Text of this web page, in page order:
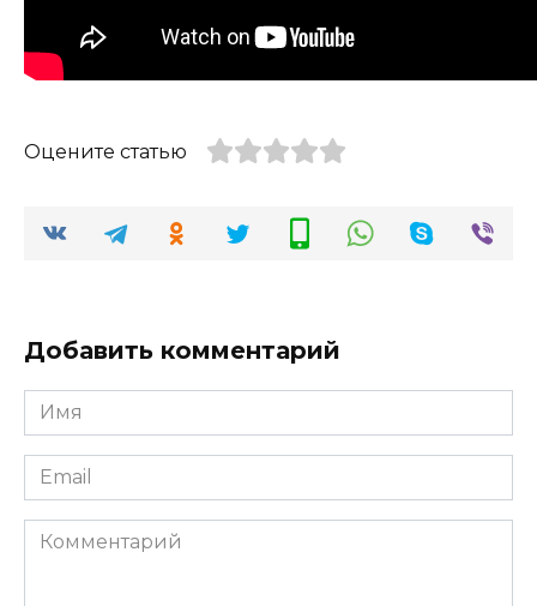
Оцените статью
Добавить комментарий
Имя
*
Email
*
Комментарий